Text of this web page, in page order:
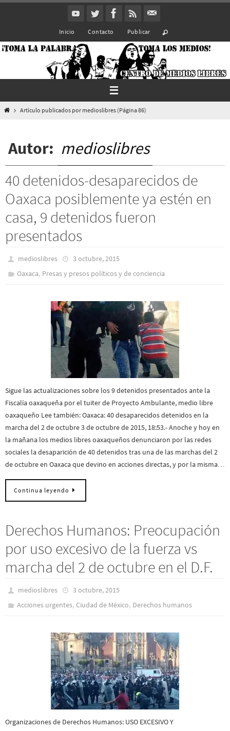
Inicio Contacto Publicar
InicioArtículo publicados por medioslibres (Página 86)
Autor: medioslibres
40 detenidos-desaparecidos de
Oaxaca posiblemente ya estén en
casa, 9 detenidos fueron
presentados
medioslibres
3 octubre, 2015
Oaxaca, Presas y presos polí­ticos y de conciencia
Sigue las actualizaciones sobre los 9 detenidos presentados ante la
Fiscalía oaxaqueña por el tuiter de Proyecto Ambulante, medio libre
oaxaqueño Lee también: Oaxaca: 40 desaparecidos detenidos en la
marcha del 2 de octubre 3 de octubre de 2015, 18:53.- Anoche y hoy en
la mañana los medios libres oaxaqueños denunciaron por las redes
sociales la desaparición de 40 detenidos tras una de las marchas del 2
de octubre en Oaxaca que devino en acciones directas, y por la misma…
Continua leyendo
Derechos Humanos: Preocupación
por uso excesivo de la fuerza vs
marcha del 2 de octubre en el D.F.
medioslibres
3 octubre, 2015
Acciones urgentes,Ciudad de México, Derechos humanos
Organizaciones de Derechos Humanos: USO EXCESIVO Y